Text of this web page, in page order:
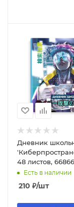
Дневник
48 листов, 66866
Есть в наличии
210 ₽/шт